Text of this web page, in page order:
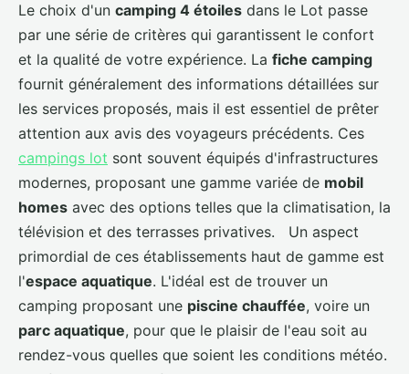
Le choix d'un camping 4 étoiles dans le Lot passe
par une série de critères qui garantissent le confort
et la qualité de votre expérience. La fiche camping
fournit généralement des informations détaillées sur
les services proposés, mais il est essentiel de prêter
attention aux avis des voyageurs précédents. Ces
campings lot sont souvent équipés d'infrastructures
modernes, proposant une gamme variée de mobil
homes avec des options telles que la climatisation, la
télévision et des terrasses privatives. Un aspect
primordial de ces établissements haut de gamme est
l'espace aquatique. L'idéal est de trouver un
camping proposant une piscine chauffée, voire un
parc aquatique, pour que le plaisir de l'eau soit au
rendez-vous quelles que soient les conditions météo.